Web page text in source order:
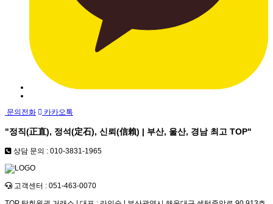
문의전화 카카오톡
"정직(正直), 정석(定石), 신뢰(信賴) | 부산, 울산, 경남 최고 TOP"
상담 문의 : 010-3831-1965
고객센터 : 051-463-0070